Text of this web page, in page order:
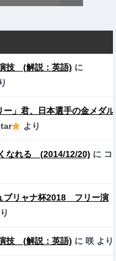
技 (解説：英語) に
」君、日本選手の金メダル
より
なれる (2014/12/20) に コ
ブリャナ杯2018 フリー演
技 (解説：英語) に 咲より